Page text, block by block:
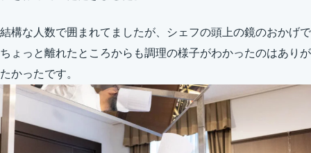
結構な人数で囲まれてましたが、シェフの頭上の鏡のおかげで
ちょっと離れたところからも調理の様子がわかったのはありが
たかったです。